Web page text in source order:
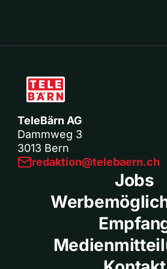
TeleBärn AG
Dammweg 3
3013 Bern
redaktion@telebaern.ch
Jobs